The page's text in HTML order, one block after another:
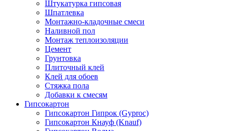
Штукатурка гипсовая
Шпатлевка
Монтажно-кладочные смеси
Наливной пол
Монтаж теплоизоляции
Цемент
Грунтовка
Плиточный клей
Клей для обоев
Стяжка пола
Добавки к смесям
Гипсокартон
Гипсокартон Гипрок (Gyproc)
Гипсокартон Кнауф (Knauf)